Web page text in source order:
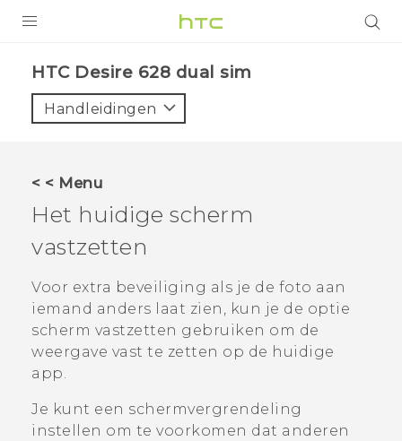
VIVE
AANBIEDINGEN
HTC Club
SUPPORT
HTC-apparaten & -accessoires
VIVERSE
Aanmelden
HTC Desire 628 dual sim‎
Handleidingen
< < Menu
Het huidige scherm
vastzetten
Voor extra beveiliging als je de foto aan
iemand anders laat zien, kun je de optie
scherm vastzetten gebruiken om de
weergave vast te zetten op de huidige
app.
Je kunt een schermvergrendeling
instellen om te voorkomen dat anderen